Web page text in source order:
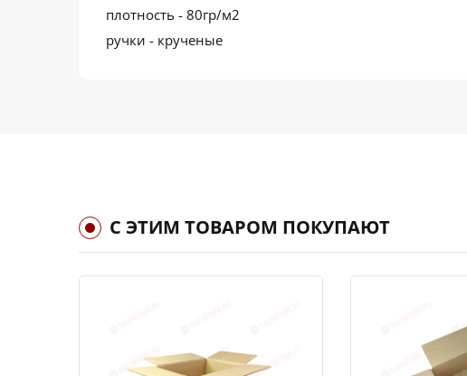
плотность - 80гр/м2
ручки - крученые
С ЭТИМ ТОВАРОМ ПОКУПАЮТ